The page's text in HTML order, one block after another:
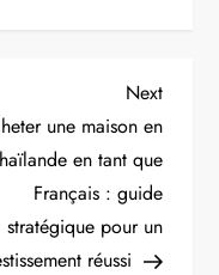
Next
Post
Next
une maison en
en tant que
Français : guide
stratégique pour un
réussi